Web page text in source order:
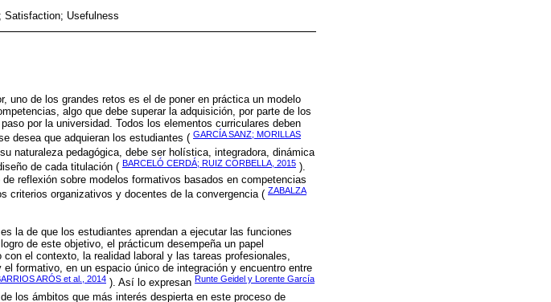
Satisfaction; Usefulness
uno de los grandes retos es el de poner en práctica un modelo
algo que debe superar la adquisición, por parte de los
por la universidad. Todos los elementos curriculares deben
desea que adquieran los estudiantes ( GARCÍA SANZ; MORILLAS
naturaleza pedagógica, debe ser holística, integradora, dinámica
de cada titulación ( BARCELÓ CERDÁ; RUIZ CORBELLA, 2015 ).
reflexión sobre modelos formativos basados en competencias
criterios organizativos y docentes de la convergencia ( ZABALZA
la de que los estudiantes aprendan a ejecutar las funciones
de este objetivo, el prácticum desempeña un papel
el contexto, la realidad laboral y las tareas profesionales,
formativo, en un espacio único de integración y encuentro entre
ARÓS et al., 2014 ). Así lo expresan Runte Geidel y Lorente García
los ámbitos que más interés despierta en este proceso de